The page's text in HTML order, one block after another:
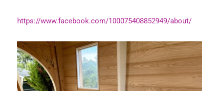
https://www.facebook.com/100075408852949/about/